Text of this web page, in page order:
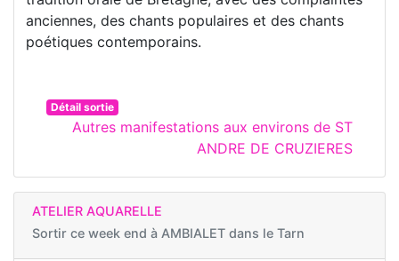
anciennes, des chants populaires et des chants
poétiques contemporains.
Détail sortie
Autres manifestations aux environs de ST
ANDRE DE CRUZIERES
ATELIER AQUARELLE
Sortir ce week end à AMBIALET dans le Tarn